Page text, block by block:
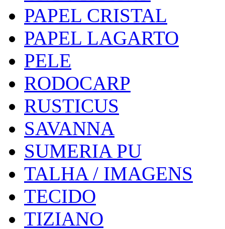
PAPEL CRISTAL
PAPEL LAGARTO
PELE
RODOCARP
RUSTICUS
SAVANNA
SUMERIA PU
TALHA / IMAGENS
TECIDO
TIZIANO